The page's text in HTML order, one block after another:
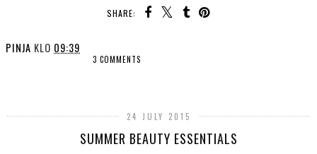
SHARE:
PINJA KLO 09:39
3 COMMENTS
24 JULY 2015
SUMMER BEAUTY ESSENTIALS